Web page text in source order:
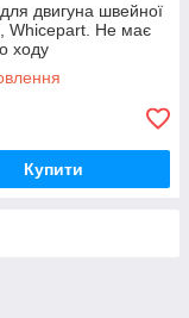
двигуна швейної
Whicepart. Не має
ходу
Купити